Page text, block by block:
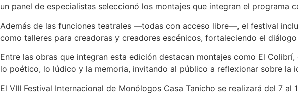
un panel de especialistas seleccionó los montajes que integran el programa
Además de las funciones teatrales —todas con acceso libre—, el festival
como talleres para creadoras y creadores escénicos, fortaleciendo el
Entre las obras que integran esta edición destacan montajes como El
lo poético, lo lúdico y la memoria, invitando al público a reflexionar sobre la
El VIII Festival Internacional de Monólogos Casa Tanicho se realizará del 7